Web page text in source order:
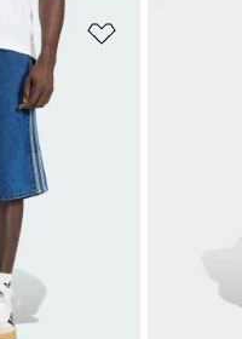
Ajouter à la